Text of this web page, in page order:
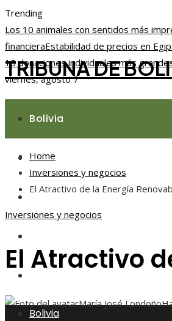
Trending
Los 10 animales con sentidos más
financieraEstabilidad de precios en
15 donaciones individuales más
viernes, agosto 7
TRIBUNA DE
Bolivia
Responsabilidad social
Ciencia y tecnología
Bolivia
Home
Inversiones y negocios
El Atractivo de la Energía
Inversiones y negocios
El Atractivo
María José Londoño